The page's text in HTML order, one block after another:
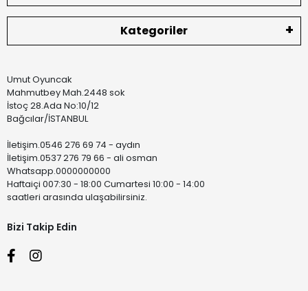
Kategoriler
Umut Oyuncak
Mahmutbey Mah.2448 sok
İstoç 28.Ada No:10/12
Bağcılar/İSTANBUL
İletişim.0546 276 69 74 - aydın
İletişim.0537 276 79 66 - ali osman
Whatsapp.0000000000
Haftaiçi 007:30 - 18:00 Cumartesi 10:00 - 14:00
saatleri arasında ulaşabilirsiniz.
Bizi Takip Edin